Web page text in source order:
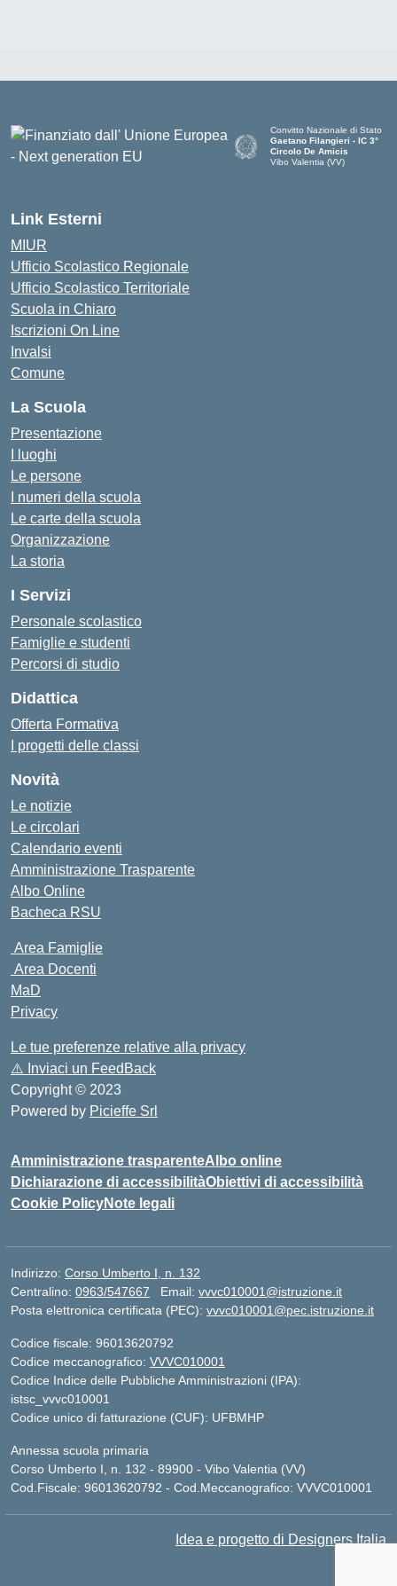
Convitto Nazionale di Stato
Gaetano Filangieri - IC 3°
Circolo De Amicis
Vibo Valentia (VV)
Link Esterni
MIUR
Ufficio Scolastico Regionale
Ufficio Scolastico Territoriale
Scuola in Chiaro
Iscrizioni On Line
Invalsi
Comune
La Scuola
Presentazione
I luoghi
Le persone
I numeri della scuola
Le carte della scuola
Organizzazione
La storia
I Servizi
Personale scolastico
Famiglie e studenti
Percorsi di studio
Didattica
Offerta Formativa
I progetti delle classi
Novità
Le notizie
Le circolari
Calendario eventi
Amministrazione Trasparente
Albo Online
Bacheca RSU
Area Famiglie
Area Docenti
MaD
Privacy
Le tue preferenze relative alla privacy
⚠️ Inviaci un FeedBack
Copyright © 2023
Powered by Picieffe Srl
Amministrazione trasparenteAlbo online
Dichiarazione di accessibilitàObiettivi di accessibilità
Cookie PolicyNote legali
Indirizzo: Corso Umberto I, n. 132
Centralino: 0963/547667 Email: vvvc010001@istruzione.it
Posta elettronica certificata (PEC): vvvc010001@pec.istruzione.it
Codice fiscale: 96013620792
Codice meccanografico: VVVC010001
Codice Indice delle Pubbliche Amministrazioni (IPA):
istsc_vvvc010001
Codice unico di fatturazione (CUF): UFBMHP
Annessa scuola primaria
Corso Umberto I, n. 132 - 89900 - Vibo Valentia (VV)
Cod.Fiscale: 96013620792 - Cod.Meccanografico: VVVC010001
Idea e progetto di Designers Italia